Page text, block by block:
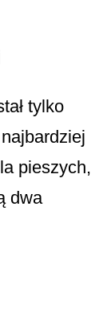
tylko
pieszych,
dwa